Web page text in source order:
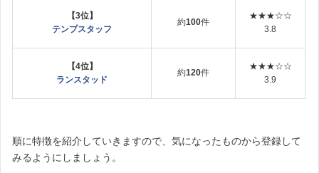
【3位】
テンプスタッフ
約100件
★★★☆☆
3.8
【4位】
ランスタッド
約120件
★★★☆☆
3.9
順に特徴を紹介していきますので、気になったものから登録して
みるようにしましょう。